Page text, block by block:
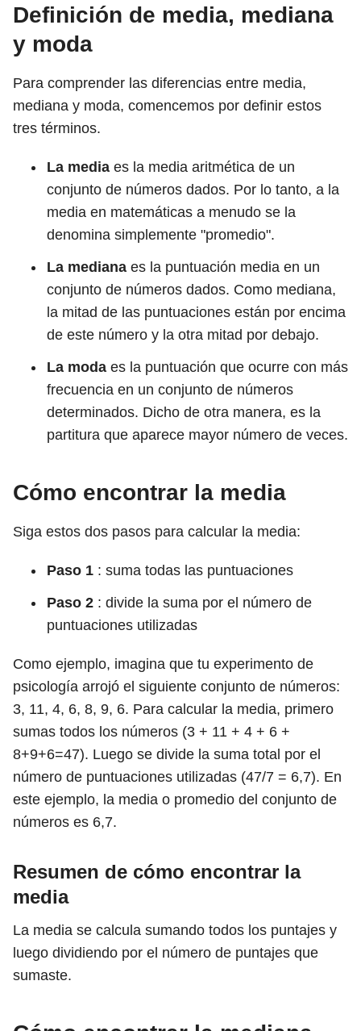
Definición de media, mediana
y moda
Para comprender las diferencias entre media,
mediana y moda, comencemos por definir estos
tres términos.
La media es la media aritmética de un
conjunto de números dados. Por lo tanto, a la
media en matemáticas a menudo se la
denomina simplemente "promedio".
La mediana es la puntuación media en un
conjunto de números dados. Como mediana,
la mitad de las puntuaciones están por encima
de este número y la otra mitad por debajo.
La moda es la puntuación que ocurre con más
frecuencia en un conjunto de números
determinados. Dicho de otra manera, es la
partitura que aparece mayor número de veces.
Cómo encontrar la media
Siga estos dos pasos para calcular la media:
Paso 1 : suma todas las puntuaciones
Paso 2 : divide la suma por el número de
puntuaciones utilizadas
Como ejemplo, imagina que tu experimento de
psicología arrojó el siguiente conjunto de números:
3, 11, 4, 6, 8, 9, 6. Para calcular la media, primero
sumas todos los números (3 + 11 + 4 + 6 +
8+9+6=47). Luego se divide la suma total por el
número de puntuaciones utilizadas (47/7 = 6,7). En
este ejemplo, la media o promedio del conjunto de
números es 6,7.
Resumen de cómo encontrar la
media
La media se calcula sumando todos los puntajes y
luego dividiendo por el número de puntajes que
sumaste.